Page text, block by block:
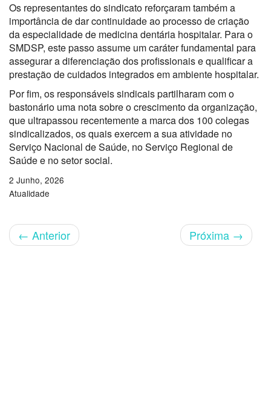
Os representantes do sindicato reforçaram também a
importância de dar continuidade ao processo de criação
da especialidade de medicina dentária hospitalar. Para o
SMDSP, este passo assume um caráter fundamental para
assegurar a diferenciação dos profissionais e qualificar a
prestação de cuidados integrados em ambiente hospitalar.
Por fim, os responsáveis sindicais partilharam com o
bastonário uma nota sobre o crescimento da organização,
que ultrapassou recentemente a marca dos 100 colegas
sindicalizados, os quais exercem a sua atividade no
Serviço Nacional de Saúde, no Serviço Regional de
Saúde e no setor social.
2 Junho, 2026
Atualidade
← Anterior Próxima →